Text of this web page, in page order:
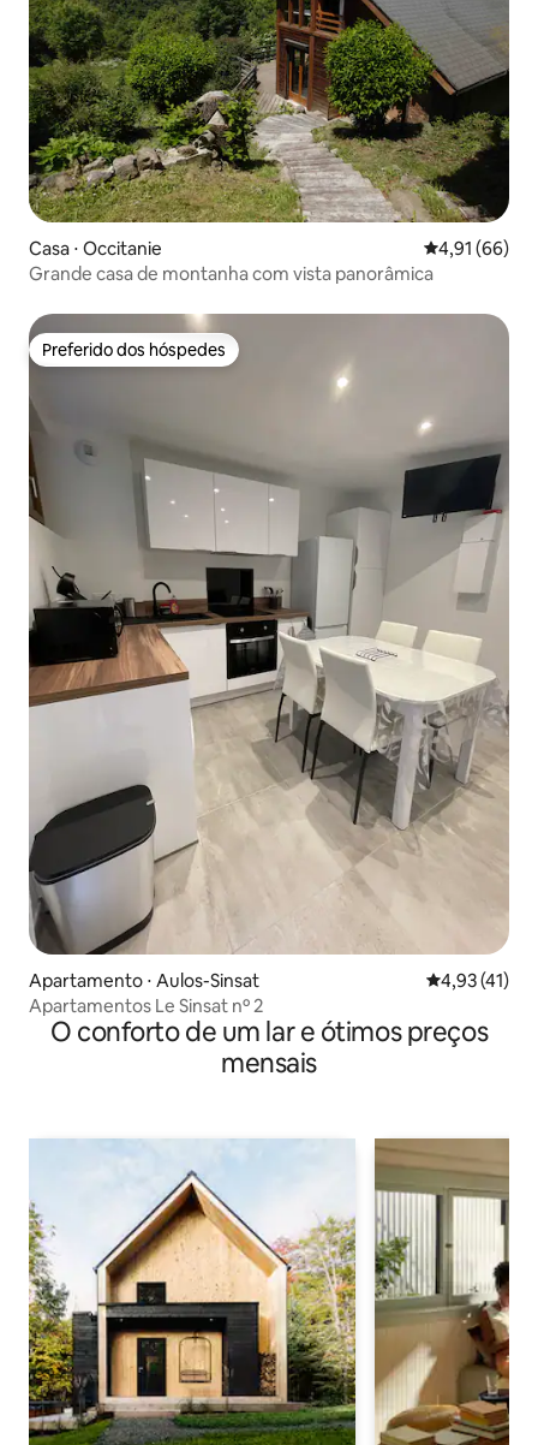
Casa ⋅ Occitanie 4,91 de uma
4,91 (66)
Grande casa de montanha com vista panorâmica
Preferido dos hóspedes
Preferido dos hóspedes
Apartamento ⋅ Aulos-Sinsat 4,93 de uma
4,93 (41)
Apartamentos Le Sinsat nº 2
O conforto de um lar e ótimos preços
mensais